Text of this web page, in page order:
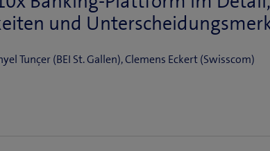
und
Tunçer (BEI St. Gallen), Clemens Eckert (Swisscom)